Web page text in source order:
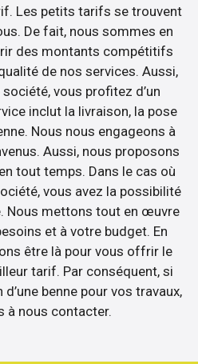
Les petits tarifs se trouvent
De fait, nous sommes en
des montants compétitifs
de nos services. Aussi,
vous profitez d’un
inclut la livraison, la pose
Nous nous engageons à
Aussi, nous proposons
tout temps. Dans le cas où
vous avez la possibilité
Nous mettons tout en œuvre
et à votre budget. En
être là pour vous offrir le
tarif. Par conséquent, si
benne pour vos travaux,
à nous contacter.